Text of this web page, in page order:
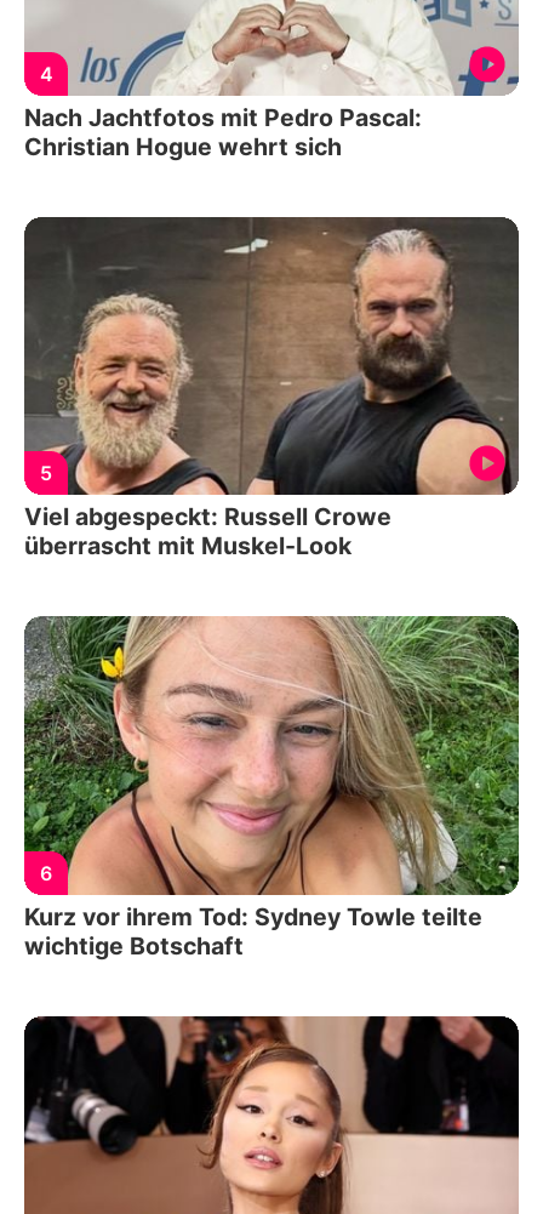
4
Nach Jachtfotos mit Pedro Pascal:
Christian Hogue wehrt sich
5
Viel abgespeckt: Russell Crowe
überrascht mit Muskel-Look
6
Kurz vor ihrem Tod: Sydney Towle teilte
wichtige Botschaft